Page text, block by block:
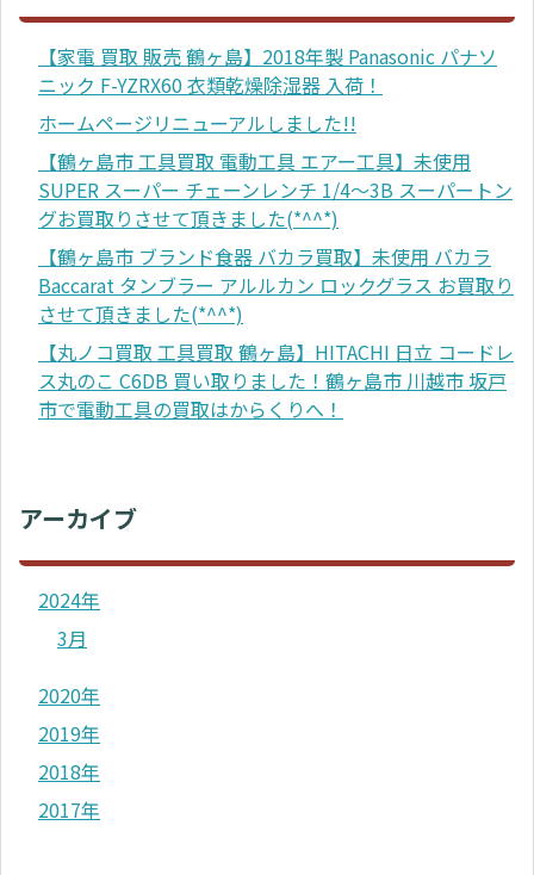
【家電 買取 販売 鶴ヶ島】2018年製 Panasonic パナソ
ニック F-YZRX60 衣類乾燥除湿器 入荷！
ホームページリニューアルしました!!
【鶴ヶ島市 工具買取 電動工具 エアー工具】未使用
SUPER スーパー チェーンレンチ 1/4～3B スーパートン
グお買取りさせて頂きました(*^^*)
【鶴ヶ島市 ブランド食器 バカラ買取】未使用 バカラ
Baccarat タンブラー アルルカン ロックグラス お買取り
させて頂きました(*^^*)
【丸ノコ買取 工具買取 鶴ヶ島】HITACHI 日立 コードレ
ス丸のこ C6DB 買い取りました！鶴ヶ島市 川越市 坂戸
市で電動工具の買取はからくりへ！
アーカイブ
2024年
3月
2020年
2019年
2018年
2017年